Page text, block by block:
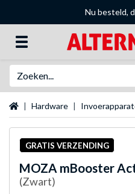
Nu besteld,
Startpagina
Hardware
GRATIS VERZENDING
MOZA mBooster
(Zwart)